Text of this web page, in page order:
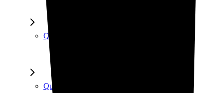
Que Bèstia!
Que Bèstia!